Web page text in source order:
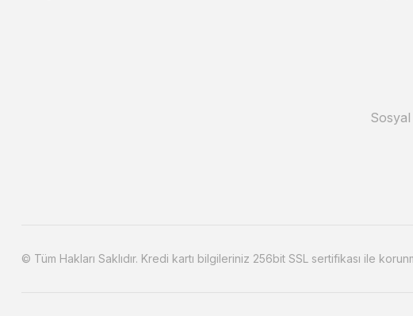
© Tüm Hakları Saklıdır. Kredi kartı bilgileriniz 256bit SSL sertifikası ile